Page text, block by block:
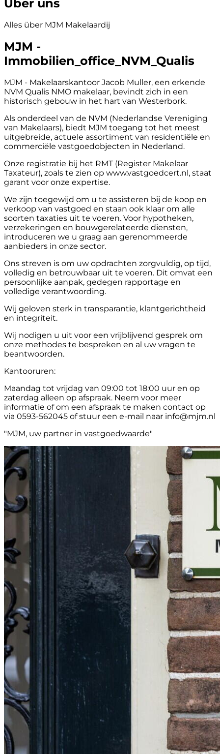
Über uns
Alles über MJM Makelaardij
MJM -
Immobilien_office_NVM_Qualis
MJM - Makelaarskantoor Jacob Muller, een erkende
NVM Qualis NMO makelaar, bevindt zich in een
historisch gebouw in het hart van Westerbork.
Als onderdeel van de NVM (Nederlandse Vereniging
van Makelaars), biedt MJM toegang tot het meest
uitgebreide, actuele assortiment van residentiële en
commerciële vastgoedobjecten in Nederland.
Onze registratie bij het RMT (Register Makelaar
Taxateur), zoals te zien op www.vastgoedcert.nl, staat
garant voor onze expertise.
We zijn toegewijd om u te assisteren bij de koop en
verkoop van vastgoed en staan ook klaar om alle
soorten taxaties uit te voeren. Voor hypotheken,
verzekeringen en bouwgerelateerde diensten,
introduceren we u graag aan gerenommeerde
aanbieders in onze sector.
Ons streven is om uw opdrachten zorgvuldig, op tijd,
volledig en betrouwbaar uit te voeren. Dit omvat een
persoonlijke aanpak, gedegen rapportage en
volledige verantwoording.
Wij geloven sterk in transparantie, klantgerichtheid
en integriteit.
Wij nodigen u uit voor een vrijblijvend gesprek om
onze methodes te bespreken en al uw vragen te
beantwoorden.
Kantooruren:
Maandag tot vrijdag van 09:00 tot 18:00 uur en op
zaterdag alleen op afspraak. Neem voor meer
informatie of om een afspraak te maken contact op
via 0593-562045 of stuur een e-mail naar info@mjm.nl
"MJM, uw partner in vastgoedwaarde"